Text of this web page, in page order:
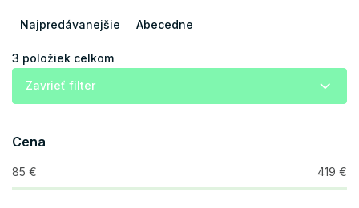
i
d
u
k
Najpredávanejšie Abecedne
3 položiek celkom
Zavrieť filter
Cena
85 € 419 €